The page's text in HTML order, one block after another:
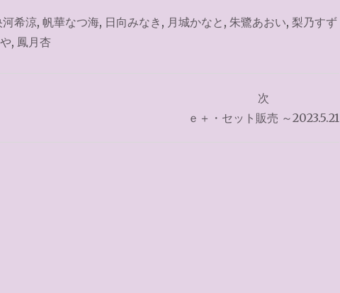
河希涼, 帆華なつ海, 日向みなき , 月城かなと , 朱鷺あおい, 梨乃すず
, 鳳月杏
次
ｅ＋・セット販売 ～2023.5.21